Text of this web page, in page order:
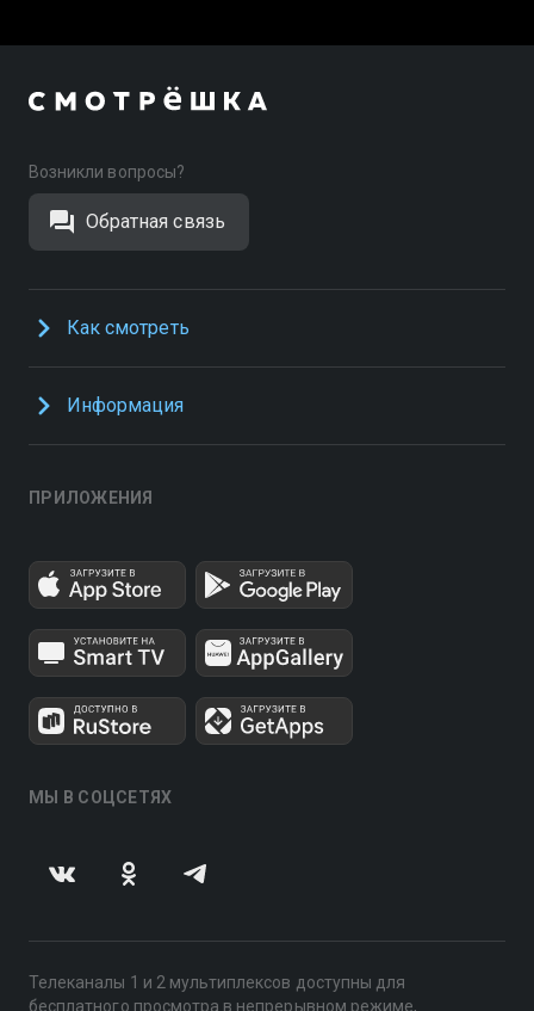
Возникли вопросы?
Обратная связь
Как смотреть
Информация
ПРИЛОЖЕНИЯ
МЫ В СОЦСЕТЯХ
Телеканалы 1 и 2 мультиплексов доступны для
бесплатного просмотра в непрерывном режиме,